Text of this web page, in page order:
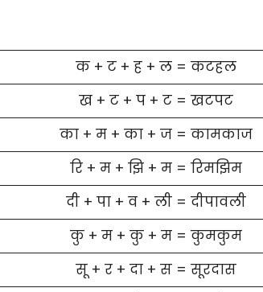
क + ट + ह + ल = कटहल
ख + ट + प + ट = खटपट
का + म + का + ज = कामकाज
रि + म + झि + म = रिमझिम
दी + पा + व + ली = दीपावली
कु + म + कु + म = कुमकुम
सू + र + दा + स = सूरदास